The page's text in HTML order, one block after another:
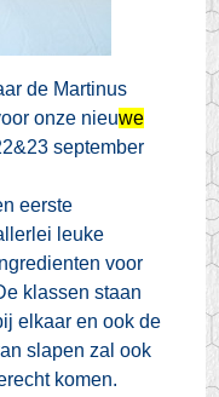
de Martinus
onze nieuwe
september
eerste
leuke
voor
klassen staan
elkaar en ook de
slapen zal ook
komen.